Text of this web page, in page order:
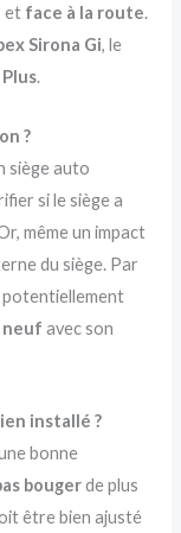
et face à la route.
Sirona Gi, le
.
?
siège auto
si le siège a
même un impact
du siège. Par
neuf avec son
installé ?
bonne
bougerde plus
être bien ajusté